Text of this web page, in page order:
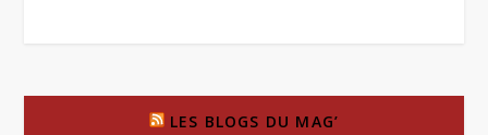
LES BLOGS DU MAG’